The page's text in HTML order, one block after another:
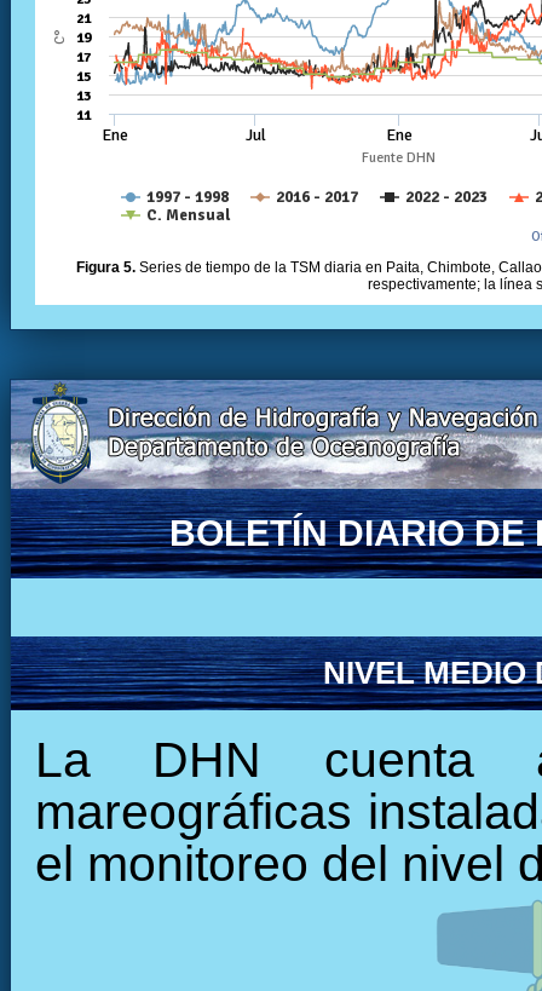
Figura 5. Series de tiempo de la TSM diaria en Paita, Chimbote,
respectivamente; la línea
BOLETÍN DIARIO DE
NIVEL MEDIO
La DHN cuenta
mareográficas
el monitoreo del nivel